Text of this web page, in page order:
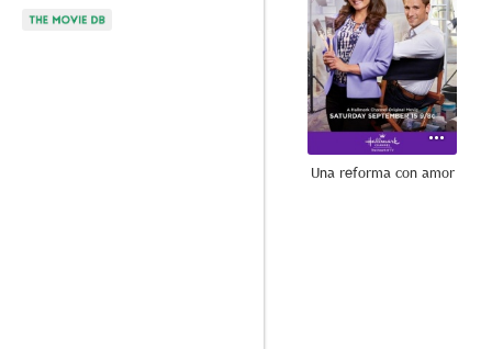
Una reforma con amor